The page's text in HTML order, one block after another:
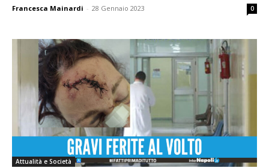
Francesca Mainardi - 28 Gennaio 2023 0
Attualità e Società